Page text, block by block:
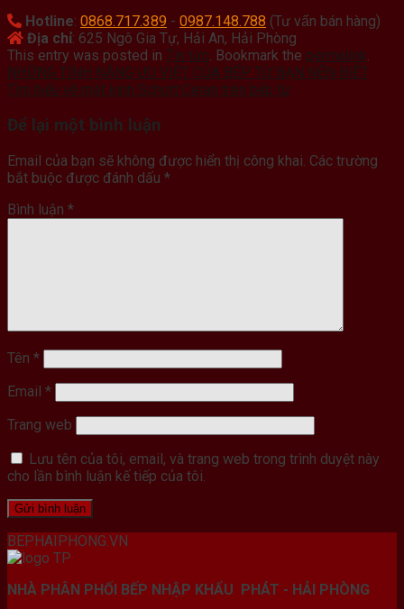
Hotline: 0868.717.389 - 0987.148.788 (Tư vấn bán hàng)
Địa chỉ: 625 Ngô Gia Tự, Hải An, Hải Phòng
This entry was posted in Tin tức. Bookmark the permalink.
NHỮNG TÍNH NĂNG ƯU VIỆT CỦA BẾP TỪ BẠN NÊN BIẾT
Tìm hiểu về mặt kính Schott Ceran trên bếp từ
Để lại một bình luận
Email của bạn sẽ không được hiển thị công khai. Các trường
bắt buộc được đánh dấu *
Bình luận *
Tên *
Email *
Trang web
Lưu tên của tôi, email, và trang web trong trình duyệt này
cho lần bình luận kế tiếp của tôi.
BEPHAIPHONG.VN
NHÀ PHÂN PHỐI BẾP NHẬP KHẨU PHÁT - HẢI PHÒNG